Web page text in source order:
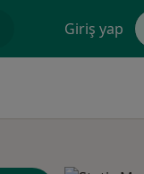
Giriş yap